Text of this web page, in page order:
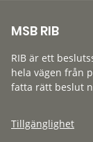
MSB RIB
RIB är ett
hela vägen från
fatta rätt beslut
Tillgänglighet